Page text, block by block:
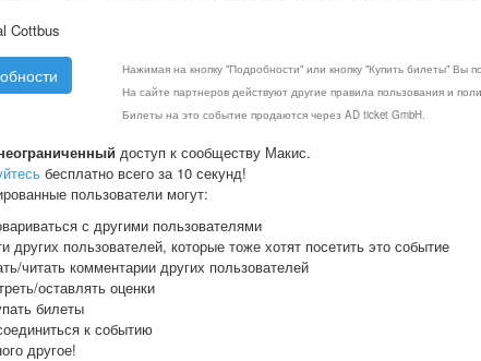
Cottbus
Нажимая на кнопку "Подробности" или кнопку "Купить билеты" Вы
На сайте партнеров действуют другие правила пользования и
Билеты на это событие продаются через AD ticket GmbH.
доступ к сообществу Макис.
бесплатно всего за 10 секунд!
пользователи могут:
с другими пользователями
других пользователей, которые тоже хотят посетить это событие
читать комментарии других пользователей
оставлять оценки
билеты
к событию
другое!